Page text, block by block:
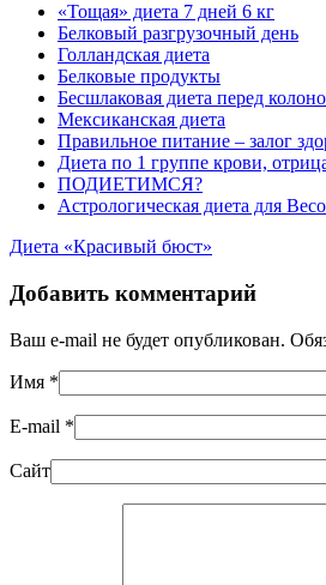
«Тощая» диета 7 дней 6 кг
Белковый разгрузочный день
Голландская диета
Белковые продукты
Бесшлаковая диета перед
Мексиканская диета
Правильное питание – залог
Диета по 1 группе крови,
ПОДИЕТИМСЯ?
Астрологическая диета для
Диета «Красивый бюст»
Добавить комментарий
Ваш e-mail не будет опубликован.
Имя *
E-mail *
Сайт